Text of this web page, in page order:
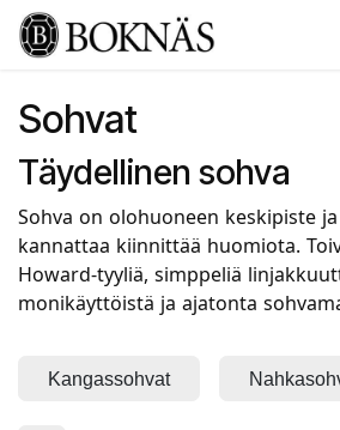
Siirry sisältöön
Sohvat
Täydellinen sohva
Sohva on olohuoneen keskipiste
kannattaa kiinnittää huomiota.
Howard-tyyliä, simppeliä
monikäyttöistä ja ajatonta
Kangassohvat